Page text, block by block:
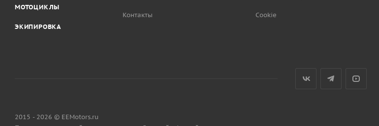
МОТОЦИКЛЫ
ЭКИПИРОВКА
Контакты Cookie
2015 - 2026 © EEMotors.ru